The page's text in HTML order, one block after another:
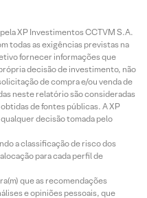
XP Investimentos CCTVM S.A.
todas as exigências previstas na
fornecer informações que
decisão de investimento, não
de compra e/ou venda de
neste relatório são consideradas
de fontes públicas. A XP
decisão tomada pelo
a classificação de risco dos
para cada perfil de
que as recomendações
e opiniões pessoais, que